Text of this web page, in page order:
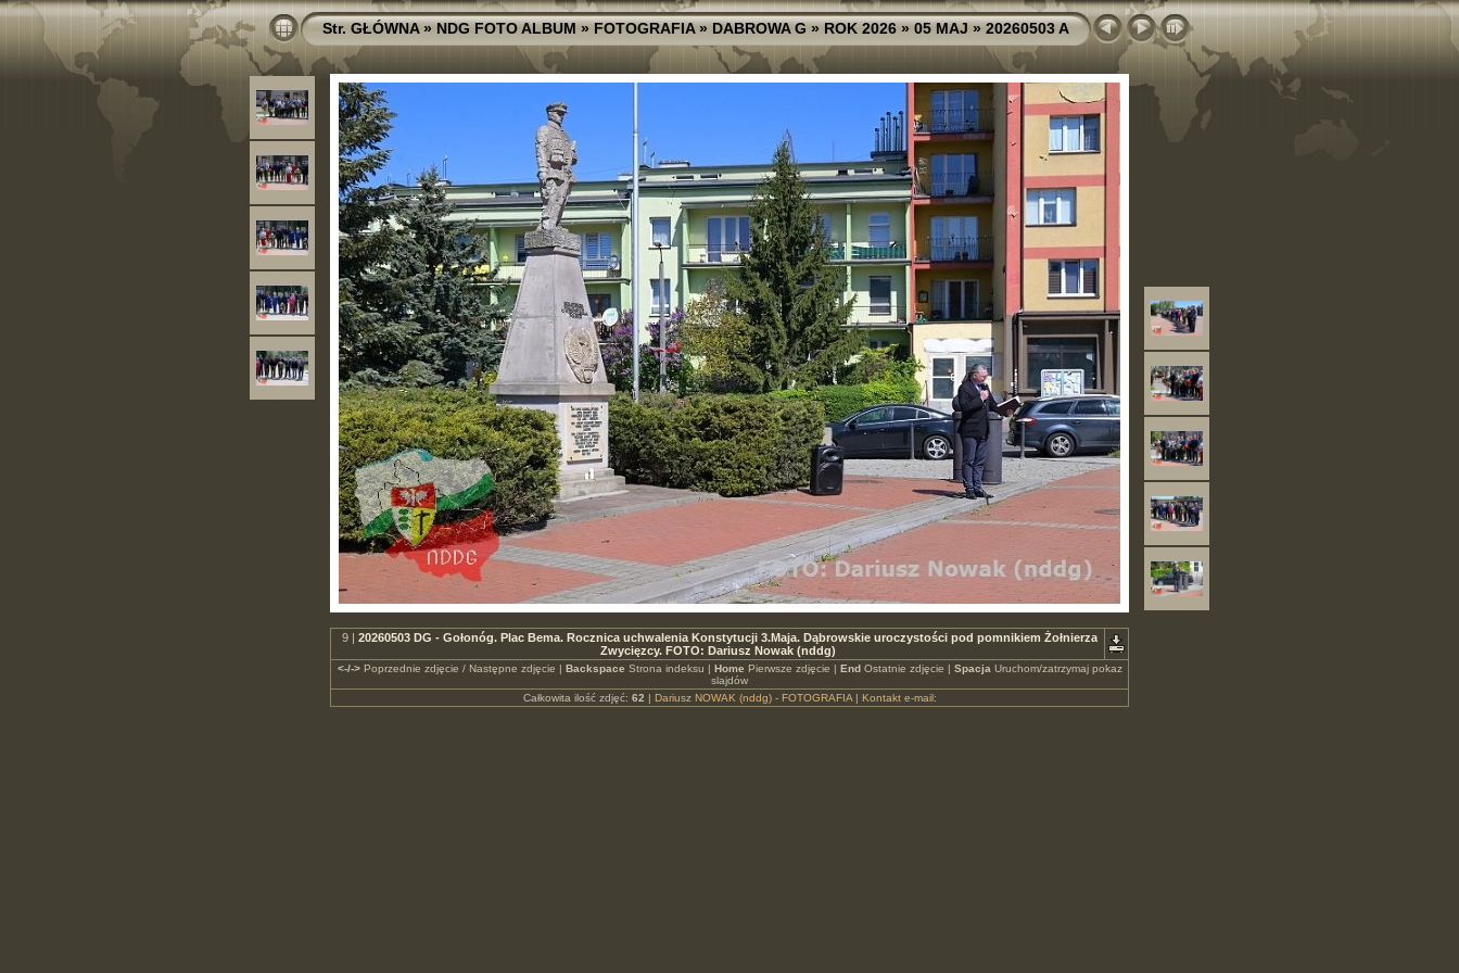
Str. GŁÓWNA»NDG FOTO ALBUM»FOTOGRAFIA»DABROWA G»ROK 2026»05 MAJ»20260503 A
9 | 20260503 DG - Gołonóg. Plac Bema. Rocznica uchwalenia Konstytucji 3.Maja. Dąbrowskie uroczystości pod pomnikiem Żołnierza
Zwycięzcy. FOTO: Dariusz Nowak (nddg)
<-/->Poprzednie zdjęcie / Następne zdjęcie | Backspace Strona indeksu | Home Pierwsze zdjęcie | EndOstatnie zdjęcie | Spacja Uruchom/zatrzymaj pokaz
slajdów
Całkowita ilość zdjęć: 62 | Dariusz NOWAK (nddg) - FOTOGRAFIA| Kontakt e-mail: